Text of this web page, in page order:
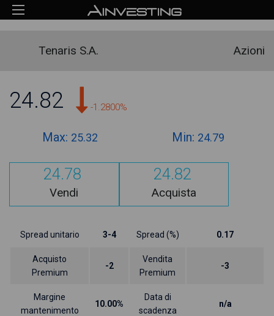
Tenaris S.A. Azioni
24.82 -1.2800%
Max: 25.32 Min: 24.79
24.78
Vendi
24.82
Acquista
Spread unitario 3-4 Spread (%) 0.17
Acquisto
Premium
-2
Vendita
Premium
-3
Margine
mantenimento
10.00%
Data di
scadenza
n/a